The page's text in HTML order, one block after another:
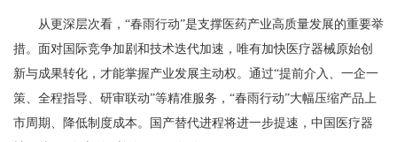
从更深层次看，“春雨行动”是支撑医药产业高质量发展的重要举
措。面对国际竞争加剧和技术迭代加速，唯有加快医疗器械原始创
新与成果转化，才能掌握产业发展主动权。通过“提前介入、一企一
策、全程指导、研审联动”等精准服务，“春雨行动”大幅压缩产品上
市周期、降低制度成本。国产替代进程将进一步提速，中国医疗器